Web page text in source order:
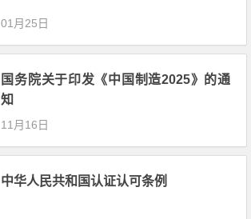
01月25日
国务院关于印发《中国制造2025》的通
知
11月16日
中华人民共和国认证认可条例